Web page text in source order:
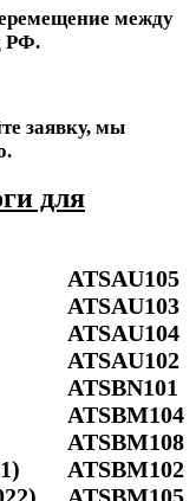
между
РФ.
заявку, мы
для
ATSAU105
ATSAU103
ATSAU104
ATSAU102
ATSBN101
ATSBM104
ATSBM108
ATSBM102